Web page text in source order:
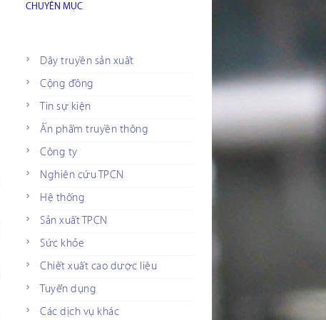
CHUYÊN MỤC
Dây truyền sản xuất
Cộng đồng
Tin sự kiện
Ấn phẩm truyền thông
Công ty
Nghiên cứu TPCN
Hệ thống
Sản xuất TPCN
Sức khỏe
Chiết xuất cao dược liệu
Tuyển dụng
Các dịch vụ khác